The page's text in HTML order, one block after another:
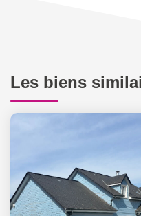
Les biens